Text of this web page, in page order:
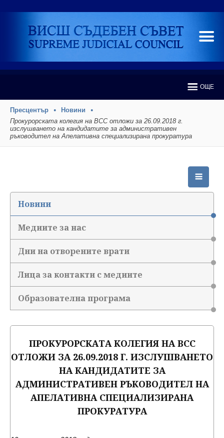
ОЩЕ
Пресцентър
Новини
Прокурорската колегия на ВСС отложи за 26.09.2018 г.
изслушването на кандидатите за административен
ръководител на Апелативна специализирана прокуратура
Новини
Медиите за нас
Дни на отворените врати
Лица за контакти с медиите
Образователна програма
ПРОКУРОРСКАТА КОЛЕГИЯ НА ВСС
ОТЛОЖИ ЗА 26.09.2018 Г. ИЗСЛУШВАНЕТО
НА КАНДИДАТИТЕ ЗА
АДМИНИСТРАТИВЕН РЪКОВОДИТЕЛ НА
АПЕЛАТИВНА СПЕЦИАЛИЗИРАНА
ПРОКУРАТУРА